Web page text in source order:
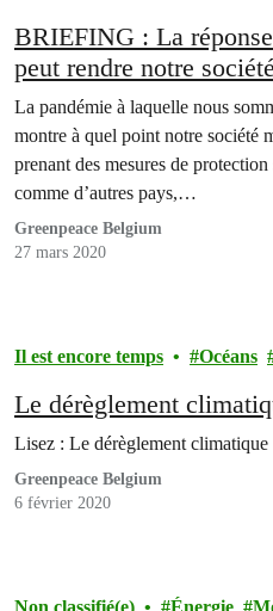
BRIEFING : La
peut rendre notre
La pandémie à laquelle nous
montre à quel point notre société
prenant des mesures de
comme d’autres pays,…
Greenpeace Belgium
27 mars 2020
Il est encore temps Océans
Le dérèglement
Lisez : Le dérèglement
Greenpeace Belgium
6 février 2020
Non classifié(e) Énergie